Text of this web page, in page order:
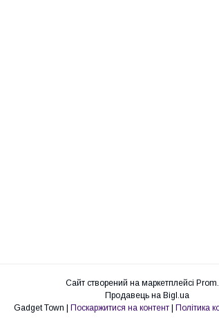
Сайт створений на маркетплейсі
Продавець на Bigl.ua
Gadget Town | Поскаржитися на контент | Політика